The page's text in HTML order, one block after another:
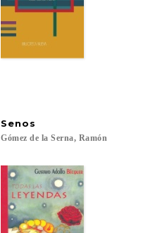
Senos
Gómez de la Serna, Ramón